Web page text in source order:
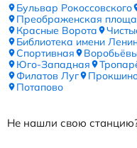
Бульвар Рокоссовского
Преображенская
Красные Ворота
Библиотека имени
Спортивная
Юго-Западная
Филатов Луг
Потапово
Не нашли свою